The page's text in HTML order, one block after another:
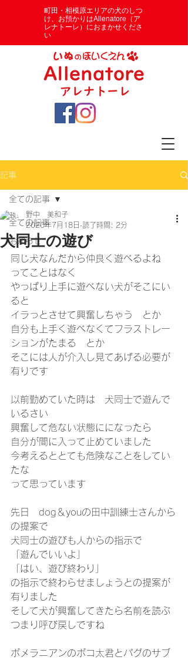
​町田・相模原エリアの犬のしつ
け、お預かりはAllenatore（ア
レナトーレ）におまかせくださ
い
記事
全ての記事
お知らせ
全ての記事
犬同士の遊び
野中 美和子
2020年7月18日 読了時間: 2分
同じ犬なんだから仲良く遊べるよね
ってことはなく
やっぱり上手に遊べない犬がそこにい
ると
イラっとさせて興奮しちゃう　とか
自分も上手く遊べなくてフラストレー
ションがたまる　とか
そこには人が介入し見てあげる必要が
有りです
以前勤めていた時は　犬同士で遊んで
いるさい
興奮して危ない状態にになったら
自分が間に入って止めていました
今考えるととても危険なことをしてい
たな
って思っています
先日　dog＆youの田中訓練士さんから
の提案で
犬同士の遊びも人からの指示で
「遊んでいいよ」
「はい、遊び終わり」
の指示で終わらせましょうとの提案が
有りました
そして犬が興奮してきたら名前を読ぶ
つまり呼び戻しですね
ポメラニアンのポコ太君とパグのサブ